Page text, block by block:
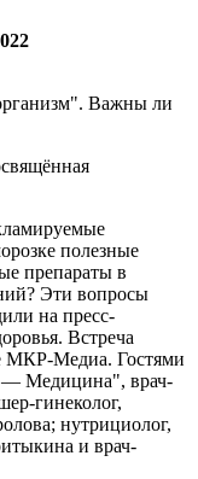
полезные
препараты в
Эти вопросы
на пресс-
Встреча
МКР-Медиа. Гостями
— Медицина", врач-
гинеколог,
нутрициолог,
и врач-